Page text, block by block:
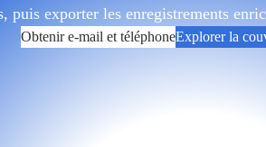
puis exporter les enregistrements
Obtenir e-mail et téléphoneExplorer la